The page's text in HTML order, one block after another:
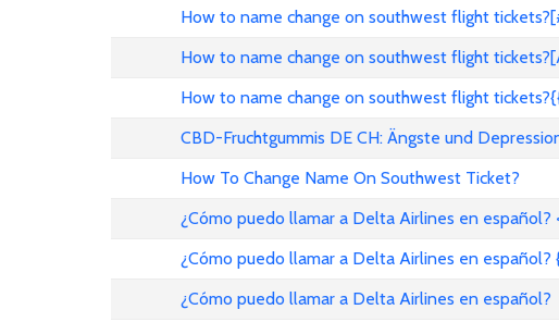
How to name change on southwest flight
How to name change on southwest flight
How to name change on southwest flight
CBD-Fruchtgummis DE CH: Ängste und
How To Change Name On Southwest Ticket?
¿Cómo puedo llamar a Delta Airlines en español?
¿Cómo puedo llamar a Delta Airlines en
¿Cómo puedo llamar a Delta Airlines en español?